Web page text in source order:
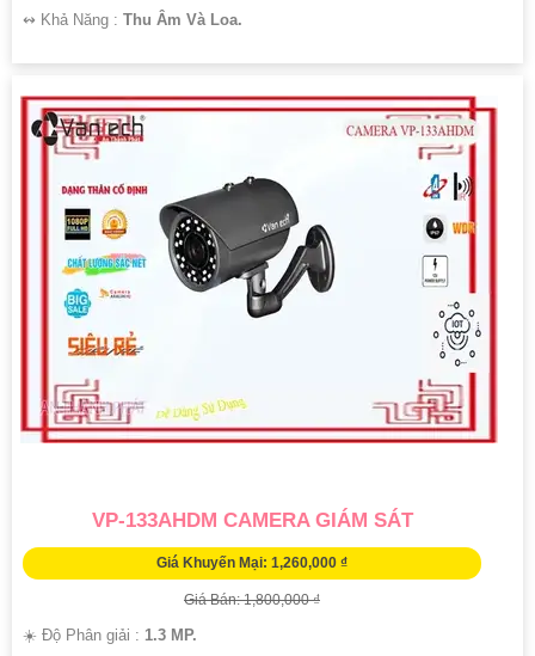
️↭ Khả Năng : Thu Âm Và Loa.
VP-133AHDM CAMERA GIÁM SÁT
Giá Khuyến Mại: 1,260,000 ₫
Giá Bán: 1,800,000 ₫
☀️ Độ Phân giải : 1.3 MP.